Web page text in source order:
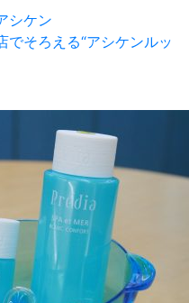
シケン
そろえる“アシケンルッ